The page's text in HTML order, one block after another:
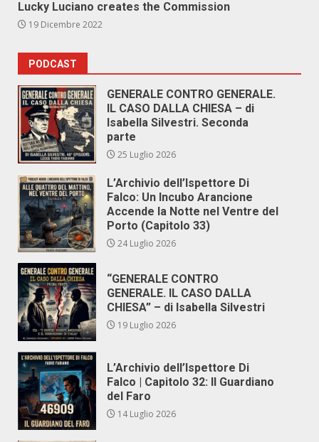
Lucky Luciano creates the Commission
19 Dicembre 2022
PODCAST
GENERALE CONTRO GENERALE.
IL CASO DALLA CHIESA – di
Isabella Silvestri. Seconda
parte
25 Luglio 2026
L’Archivio dell’Ispettore Di
Falco: Un Incubo Arancione
Accende la Notte nel Ventre del
Porto (Capitolo 33)
24 Luglio 2026
“GENERALE CONTRO
GENERALE. IL CASO DALLA
CHIESA” – di Isabella Silvestri
19 Luglio 2026
L’Archivio dell’Ispettore Di
Falco | Capitolo 32: Il Guardiano
del Faro
14 Luglio 2026